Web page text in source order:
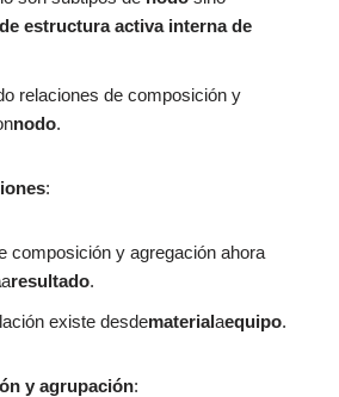
estructura activa interna de
relaciones de composición y
nodo.
:
composición y agregación ahora
aresultado.
existe desdematerialaequipo.
y agrupación: